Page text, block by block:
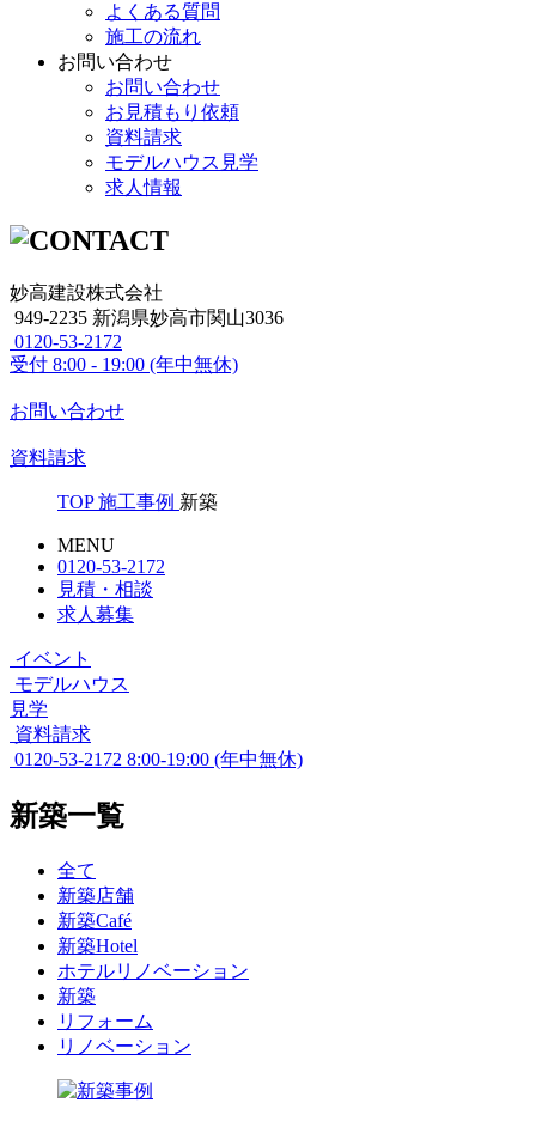
よくある質問
施工の流れ
お問い合わせ
お問い合わせ
お見積もり依頼
資料請求
モデルハウス見学
求人情報
妙高建設株式会社
949-2235 新潟県妙高市関山3036
0120-53-2172
受付 8:00 - 19:00 (年中無休)
お問い合わせ
資料請求
TOP 施工事例 新築
MENU
0120-53-2172
見積・相談
求人募集
イベント
モデルハウス
見学
資料請求
0120-53-2172 8:00-19:00 (年中無休)
新築一覧
全て
新築店舗
新築Café
新築Hotel
ホテルリノベーション
新築
リフォーム
リノベーション